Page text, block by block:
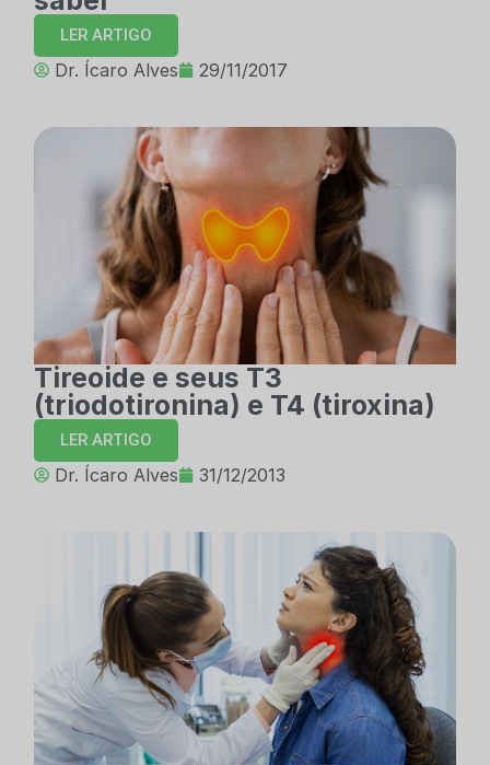
LER ARTIGO
Dr. Ícaro Alves 29/11/2017
Tireoide e seus T3
(triodotironina) e T4 (tiroxina)
LER ARTIGO
Dr. Ícaro Alves 31/12/2013